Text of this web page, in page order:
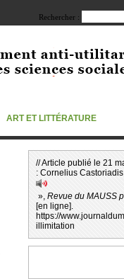
Rechercher :
ART ET LITTÉRATURE
// Article publié le 21
: Cornelius Castoriadis
», Revue du MAUSS
[en ligne].
https://
illimitation